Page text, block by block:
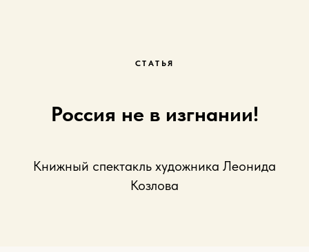
СТАТЬЯ
Россия не в изгнании!
Книжный спектакль художника Леонида
Козлова